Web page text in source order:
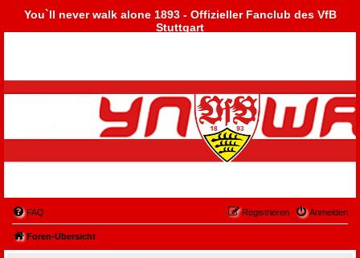
You`ll never walk alone 1893 - Offizieller Fanclub des VfB
Stuttgart
FAQ Anmelden
Registrieren
Foren-Übersicht